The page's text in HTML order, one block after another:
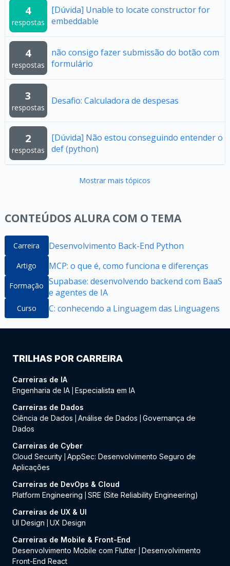
4
respostas
[Dúvida] Unable to locate constructor for
embeddable
4
respostas
não consigo fazer submissão do botão com
formulário
3
respostas
Desafio: Calculadora de despesas
2
respostas
[Dúvida] Não estou conseguindo entender o
def (python)
Mostrar mais tópicos
CONTEÚDOS ALURA COM O TEMA
Carreira Desenvolvimento Back-End Python
Artigo MCP: o que é, como funciona e diferenças
Formação Supabase: desenvolvendo backend com BaaS
e agentes de IA
Curso C: conhecendo a Linguagem das Linguagens
TRILHAS POR CARREIRA
Carreiras de IA
Engenharia de IA Especialista em IA
Carreiras de Dados
Ciência de Dados
Análise de Dados
Governança de
Dados
Carreiras de Cyber
Cloud Security AppSec: Desenvolvimento Seguro de
Aplicações
Carreiras de DevOps & Cloud
Platform Engineering
SRE (Site Reliability Engineering)
Carreiras de UX & UI
UI Design
UX Design
Carreiras de Mobile & Front-End
Desenvolvimento Mobile com Flutter
Desenvolvimento
Front-End React